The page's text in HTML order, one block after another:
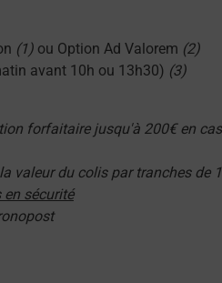
(1) ou Option Ad Valorem (2)
avant 10h ou 13h30) (3)
forfaitaire jusqu'à 200€ en
valeur du colis par tranches de
en sécurité